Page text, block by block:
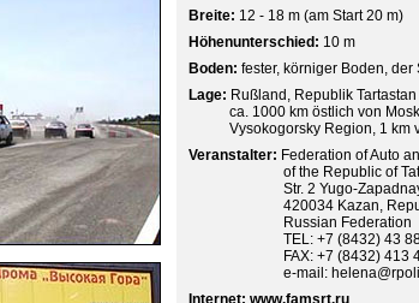
Breite: 12 - 18 m (am Start 20 m)
Höhenunterschied: 10 m
Boden: fester, körniger Boden, der
Lage: Rußland, Republik Tartastan
ca. 1000 km östlich von
Vysokogorsky Region, 1 km
Veranstalter: Federation of Auto
of the Republic of
Str. 2 Yugo-
420034 Kazan,
Russian Federation
TEL: +7 (8432) 43
FAX: +7 (8432) 413
e-mail:
Internet: www.famsrt.ru